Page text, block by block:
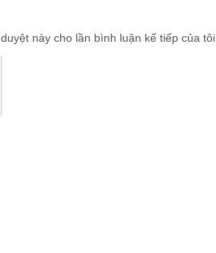
này cho lần bình luận kế tiếp của tôi.